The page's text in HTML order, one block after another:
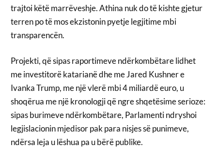
trajtoi këtë marrëveshje. Athina nuk do të kishte gjetur
terren po të mos ekzistonin pyetje legjitime mbi
transparencën.
Projekti, që sipas raportimeve ndërkombëtare lidhet
me investitorë katarianë dhe me Jared Kushner e
Ivanka Trump, me një vlerë mbi 4 miliardë euro, u
shoqërua me një kronologji që ngre shqetësime serioze:
sipas burimeve ndërkombëtare, Parlamenti ndryshoi
legjislacionin mjedisor pak para nisjes së punimeve,
ndërsa leja u lëshua pa u bërë publike.